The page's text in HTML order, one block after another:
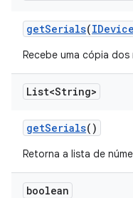
getSerials(IDevice
Recebe uma cópia dos
List<String>
getSerials()
Retorna a lista de
boolean